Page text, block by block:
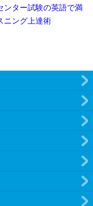
ンター試験の英語で満
ニング上達術